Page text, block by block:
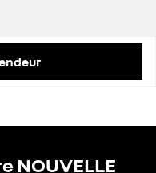
NOUVELLE